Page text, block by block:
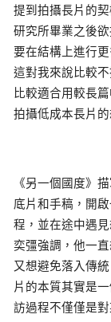
提到拍攝長片的
研究所畢業之後
要在結構上進行
這對我來說比較
比較適合用較長
拍攝低成本長片
《另一個國度》
底片和手稿，開
程，並在途中遇
奕彊強調，他一
又想避免落入傳
片的本質其實是
訪過程不僅僅是